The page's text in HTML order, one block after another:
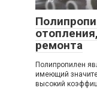
ремонта
Полипропилен
имеющий
высокий